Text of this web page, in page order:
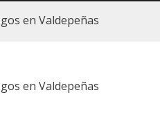
en Valdepeñas
en Valdepeñas